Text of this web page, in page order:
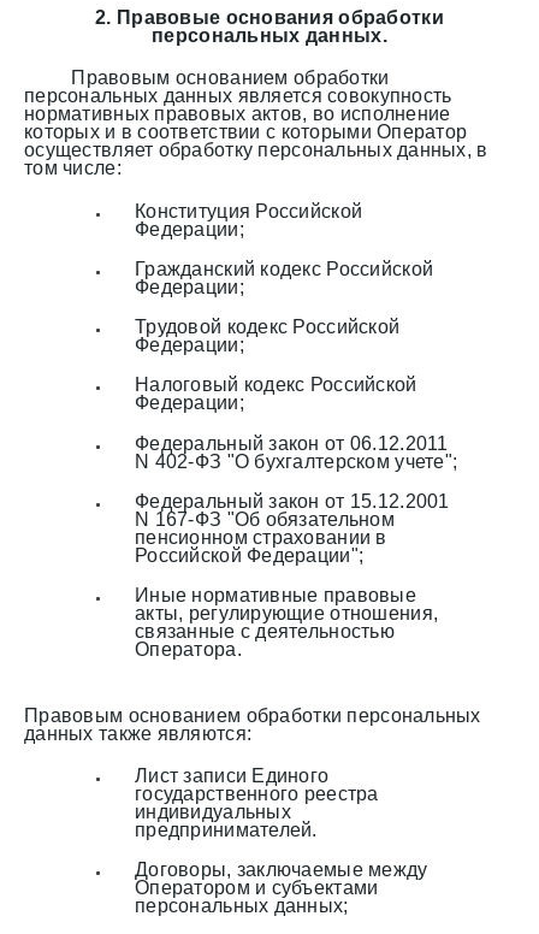
2. Правовые основания обработки
персональных данных.
Правовым основанием обработки
персональных данных является совокупность
нормативных правовых актов, во исполнение
которых и в соответствии с которыми Оператор
осуществляет обработку персональных данных, в
том числе:
Конституция Российской
Федерации;
Гражданский кодекс Российской
Федерации;
Трудовой кодекс Российской
Федерации;
Налоговый кодекс Российской
Федерации;
Федеральный закон от 06.12.2011
N 402-ФЗ "О бухгалтерском учете";
Федеральный закон от 15.12.2001
N 167-ФЗ "Об обязательном
пенсионном страховании в
Российской Федерации";
Иные нормативные правовые
акты, регулирующие отношения,
связанные с деятельностью
Оператора.
Правовым основанием обработки персональных
данных также являются:
Лист записи Единого
государственного реестра
индивидуальных
предпринимателей.
Договоры, заключаемые между
Оператором и субъектами
персональных данных;